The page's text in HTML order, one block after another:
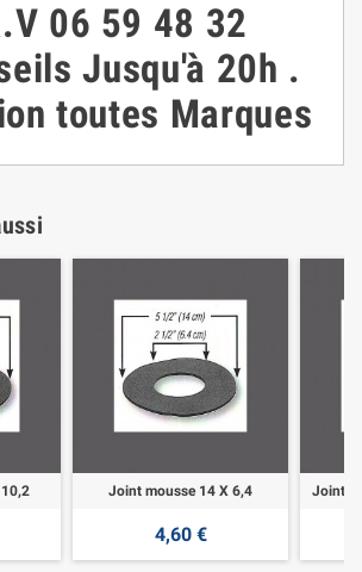
06 59 48 32
Jusqu'à 20h .
toutes Marques
Joint mousse 14 X 6,4
4,60 €
Joint